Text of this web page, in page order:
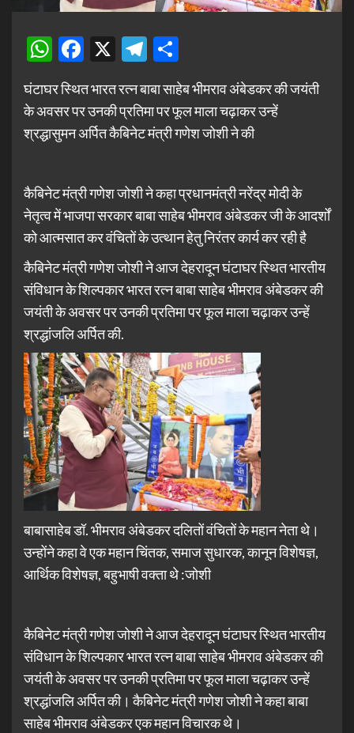
WhatsApp
Facebook
X Telegram
घंटाघर स्थित भारत रत्न बाबा साहेब भीमराव अंबेडकर की जयंती
के अवसर पर उनकी प्रतिमा पर फूल माला चढ़ाकर उन्हें
श्रद्धासुमन अर्पित कैबिनेट मंत्री गणेश जोशी ने की
कैबिनेट मंत्री गणेश जोशी ने कहा प्रधानमंत्री नरेंद्र मोदी के
नेतृत्व में भाजपा सरकार बाबा साहेब भीमराव अंबेडकर जी के आदर्शों
को आत्मसात कर वंचितों के उत्थान हेतु निरंतर कार्य कर रही है
कैबिनेट मंत्री गणेश जोशी ने आज देहरादून घंटाघर स्थित भारतीय
संविधान के शिल्पकार भारत रत्न बाबा साहेब भीमराव अंबेडकर की
जयंती के अवसर पर उनकी प्रतिमा पर फूल माला चढ़ाकर उन्हें
श्रद्धांजलि अर्पित की.
बाबासाहेब डॉ. भीमराव अंबेडकर दलितों वंचितों के महान नेता थे।
उन्होंने कहा वे एक महान चिंतक, समाज सुधारक, कानून विशेषज्ञ,
आर्थिक विशेषज्ञ, बहुभाषी वक्ता थे :जोशी
कैबिनेट मंत्री गणेश जोशी ने आज देहरादून घंटाघर स्थित भारतीय
संविधान के शिल्पकार भारत रत्न बाबा साहेब भीमराव अंबेडकर की
जयंती के अवसर पर उनकी प्रतिमा पर फूल माला चढ़ाकर उन्हें
श्रद्धांजलि अर्पित की। कैबिनेट मंत्री गणेश जोशी ने कहा बाबा
साहेब भीमराव अंबेडकर एक महान विचारक थे।